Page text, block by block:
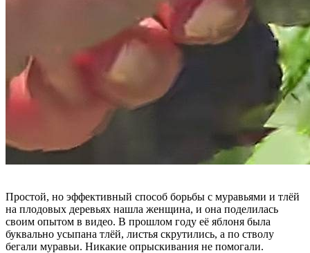
Простой, но эффективный способ борьбы с муравьями и тлёй
на плодовых деревьях нашла женщина, и она поделилась
своим опытом в видео. В прошлом году её яблоня была
буквально усыпана тлёй, листья скрутились, а по стволу
бегали муравьи. Никакие опрыскивания не помогали.